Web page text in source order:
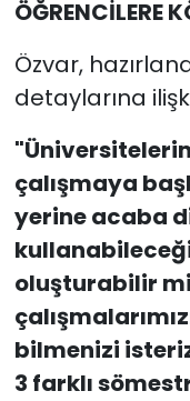
ÖĞRENCİLERE
Özvar,
detaylarına
çalışmaya
yerine acaba
oluşturabilir
bilmenizi
3 farklı